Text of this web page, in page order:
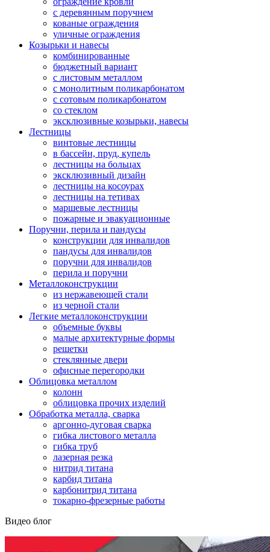
с деревянным поручнем
кованые ограждения
уличные ограждения
Козырьки и навесы
комбинированные
бюджетный вариант
с листовым металлом
с монолитным поликарбонатом
с сотовым поликарбонатом
со стеклом
эксклюзивные козырьки, навесы
Лестницы
винтовые лестницы
в бассейн, пруд, купель
лестницы на больцах
эксклюзивный дизайн
лестницы на косоурах
лестницы на тетивах
маршевые лестницы
пожарные и эвакуационные
Поручни, перила и пандусы
конструкции для инвалидов
пандусы для инвалидов
поручни для инвалидов
перила и поручни
Металлоконструкции
из нержавеющей стали
из черной стали
Легкие металлоконструкции
объемные буквы
малые архитектурные формы
решетки
стеклянные двери
офисные перегородки
Облицовка металлом
колонн
облицовка прочих изделий
Обработка металла, сварка
аргонно-дуговая сварка
гибка листового металла
гибка труб
лазерная резка
нитрид титана
карбид титана
карбонитрид титана
токарно-фрезерные работы
Видео блог